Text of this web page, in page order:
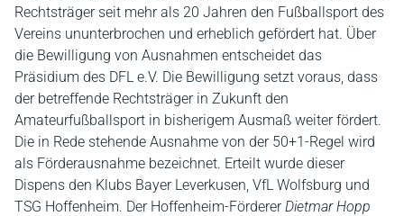
Rechtsträger seit mehr als 20 Jahren den Fußballsport des
Vereins ununterbrochen und erheblich gefördert hat. Über
die Bewilligung von Ausnahmen entscheidet das
Präsidium des DFL e.V. Die Bewilligung setzt voraus, dass
der betreffende Rechtsträger in Zukunft den
Amateurfußballsport in bisherigem Ausmaß weiter fördert.
Die in Rede stehende Ausnahme von der 50+1-Regel wird
als Förderausnahme bezeichnet. Erteilt wurde dieser
Dispens den Klubs Bayer Leverkusen, VfL Wolfsburg und
TSG Hoffenheim. Der Hoffenheim-FördererDietmar Hopp